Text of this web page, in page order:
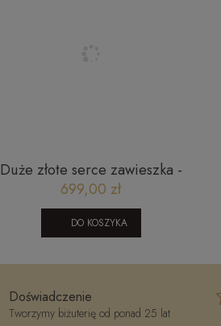
Duże złote serce zawieszka -
ramka
699,00 zł
DO KOSZYKA
Doświadczenie
Tworzymy biżuterię od ponad 25 lat